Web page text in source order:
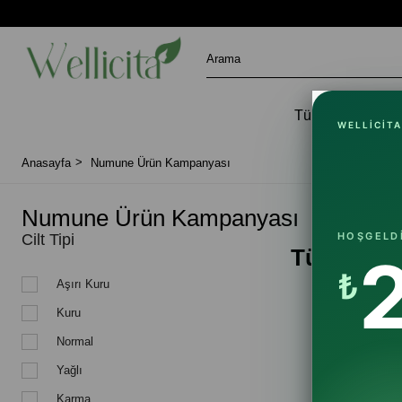
Tüm Ürünler
Anasayfa Numune Ürün Kampanyası
Numune Ürün Kampanyası
Cilt Tipi
Aşırı Kuru
Kuru
Normal
Yağlı
Karma
Tüm
İade
WELLICITA
₺